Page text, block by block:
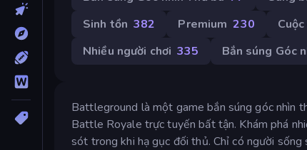
Sinh tồn 382 Premium 230
Nhiều người chơi 335 Bắn súng Góc
Battleground là một game bắn súng góc nhìn
Battle Royale trực tuyến bất tận. Khám phá
sót trong khi hạ gục đối thủ. Chỉ có người